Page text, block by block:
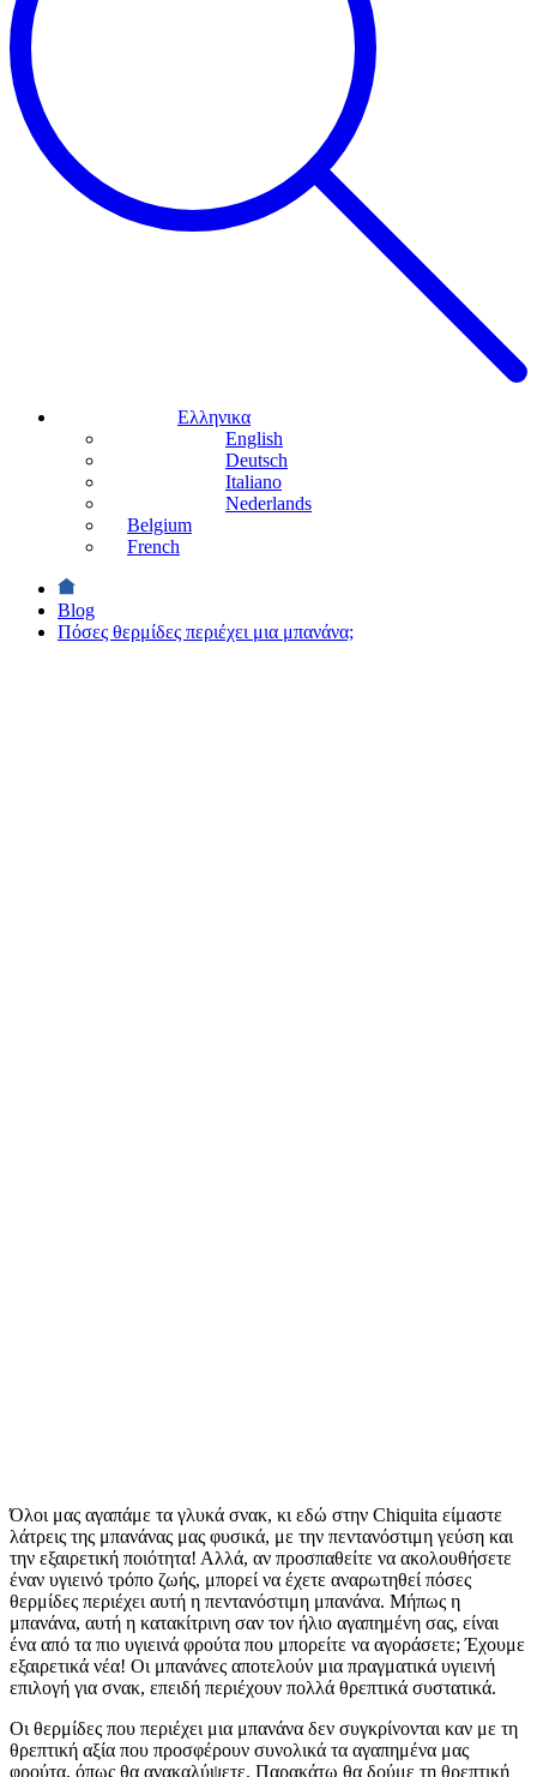
Ελληνικα
English
Deutsch
Italiano
Nederlands
Belgium
French
Blog
Πόσες θερμίδες περιέχει μια μπανάνα;
Όλοι μας αγαπάμε τα γλυκά σνακ, κι εδώ στην Chiquita είμαστε
λάτρεις της μπανάνας μας φυσικά, με την πεντανόστιμη γεύση και
την εξαιρετική ποιότητα! Αλλά, αν προσπαθείτε να ακολουθήσετε
έναν υγιεινό τρόπο ζωής, μπορεί να έχετε αναρωτηθεί πόσες
θερμίδες περιέχει αυτή η πεντανόστιμη μπανάνα. Μήπως η
μπανάνα, αυτή η κατακίτρινη σαν τον ήλιο αγαπημένη σας, είναι
ένα από τα πιο υγιεινά φρούτα που μπορείτε να αγοράσετε; Έχουμε
εξαιρετικά νέα! Οι μπανάνες αποτελούν μια πραγματικά υγιεινή
επιλογή για σνακ, επειδή περιέχουν πολλά θρεπτικά συστατικά.
Οι θερμίδες που περιέχει μια μπανάνα δεν συγκρίνονται καν με τη
θρεπτική αξία που προσφέρουν συνολικά τα αγαπημένα μας
φρούτα, όπως θα ανακαλύψετε. Παρακάτω θα δούμε τη θρεπτική